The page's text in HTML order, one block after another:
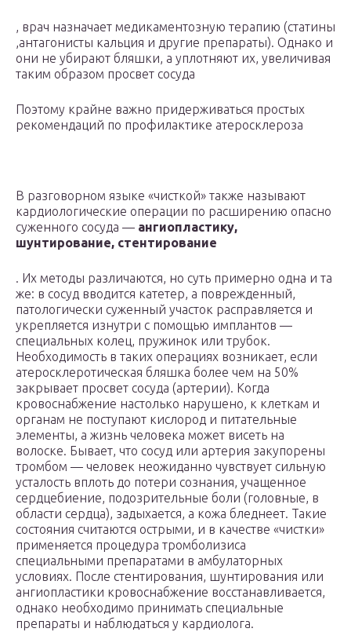
, врач назначает медикаментозную терапию (статины
,антагонисты кальция и другие препараты). Однако и
они не убирают бляшки, а уплотняют их, увеличивая
таким образом просвет сосуда
Поэтому крайне важно придерживаться простых
рекомендаций по профилактике атеросклероза
В разговорном языке «чисткой» также называют
кардиологические операции по расширению опасно
суженного сосуда — ангиопластику,
шунтирование, стентирование
. Их методы различаются, но суть примерно одна и та
же: в сосуд вводится катетер, а поврежденный,
патологически суженный участок расправляется и
укрепляется изнутри с помощью имплантов —
специальных колец, пружинок или трубок.
Необходимость в таких операциях возникает, если
атеросклеротическая бляшка более чем на 50%
закрывает просвет сосуда (артерии). Когда
кровоснабжение настолько нарушено, к клеткам и
органам не поступают кислород и питательные
элементы, а жизнь человека может висеть на
волоске. Бывает, что сосуд или артерия закупорены
тромбом — человек неожиданно чувствует сильную
усталость вплоть до потери сознания, учащенное
сердцебиение, подозрительные боли (головные, в
области сердца), задыхается, а кожа бледнеет. Такие
состояния считаются острыми, и в качестве «чистки»
применяется процедура тромболизиса
специальными препаратами в амбулаторных
условиях. После стентирования, шунтирования или
ангиопластики кровоснабжение восстанавливается,
однако необходимо принимать специальные
препараты и наблюдаться у кардиолога.